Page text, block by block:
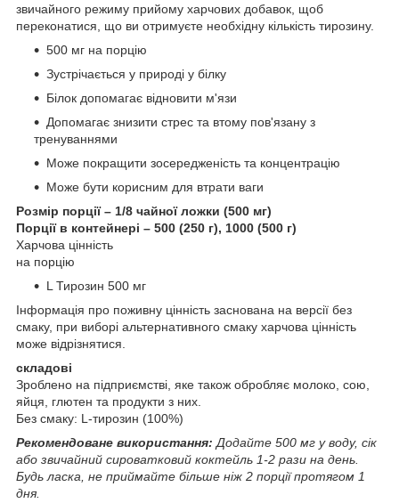
звичайного режиму прийому харчових добавок, щоб
переконатися, що ви отримуєте необхідну кількість тирозину.
500 мг на порцію
Зустрічається у природі у білку
Білок допомагає відновити м'язи
Допомагає знизити стрес та втому пов'язану з
тренуваннями
Може покращити зосередженість та концентрацію
Може бути корисним для втрати ваги
Розмір порції – 1/8 чайної ложки (500 мг)
Порції в контейнері – 500 (250 г), 1000 (500 г)
Харчова цінність
на порцію
L Тирозин 500 мг
Інформація про поживну цінність заснована на версії без
смаку, при виборі альтернативного смаку харчова цінність
може відрізнятися.
складові
Зроблено на підприємстві, яке також обробляє молоко, сою,
яйця, глютен та продукти з них.
Без смаку: L-тирозин (100%)
Рекомендоване використання: Додайте 500 мг у воду, сік
або звичайний сироватковий коктейль 1-2 рази на день.
Будь ласка, не приймайте більше ніж 2 порції протягом 1
дня.